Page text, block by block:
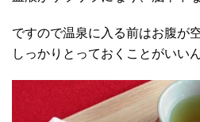
ですので温泉に入る前はお腹が
しっかりとっておくことがいい